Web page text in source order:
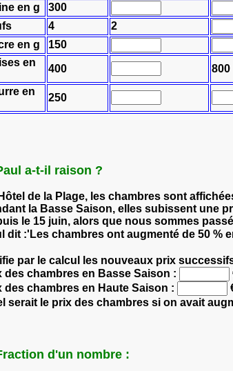
en g
300
4
2
en g
150
en
400
800
en
250
a-t-il raison ?
de la Plage, les chambres sont
la Basse Saison, elles subissent une
le 15 juin, alors que nous sommes
dit :'Les chambres ont augmenté de 50 %
par le calcul les nouveaux prix
des chambres en Basse Saison :
des chambres en Haute Saison :
serait le prix des chambres si on avait
d'un nombre :